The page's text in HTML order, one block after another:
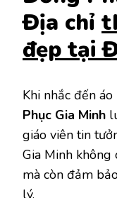
Địa chỉ
đẹp tại
Khi nhắc đến
Phục Gia Minh
giáo viên tin
Gia Minh không
mà còn đảm
lý.